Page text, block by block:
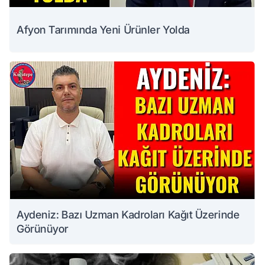
Afyon Tarımında Yeni Ürünler Yolda
Aydeniz: Bazı Uzman Kadroları Kağıt Üzerinde
Görünüyor